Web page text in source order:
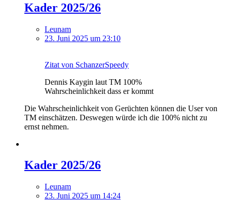
Kader 2025/26
Leunam
23. Juni 2025 um 23:10
Zitat von SchanzerSpeedy
Dennis Kaygin laut TM 100%
Wahrscheinlichkeit dass er kommt
Die Wahrscheinlichkeit von Gerüchten können die User von
TM einschätzen. Deswegen würde ich die 100% nicht zu
ernst nehmen.
Kader 2025/26
Leunam
23. Juni 2025 um 14:24